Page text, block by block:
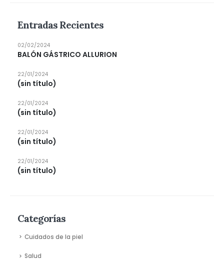
Entradas Recientes
BALÓN GÁSTRICO ALLURION
02/02/2024
(sin título)
22/01/2024
(sin título)
22/01/2024
(sin título)
22/01/2024
(sin título)
22/01/2024
Categorías
Cuidados de la piel
Salud